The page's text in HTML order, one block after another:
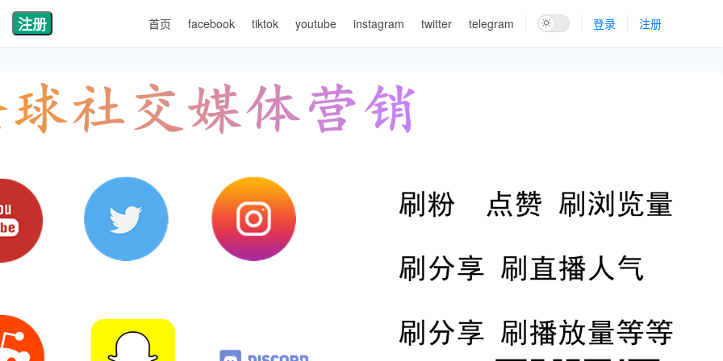
注册 首页 facebook tiktok youtube instagram twitter telegram 登录 注册